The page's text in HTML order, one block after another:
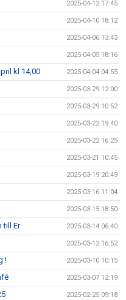
2025-04-12 17:45
2025-04-10 18:12
2025-04-06 13:43
2025-04-05 18:16
kl 14,00 2025-04-04 04:55
2025-03-29 12:00
2025-03-29 10:52
2025-03-22 19:40
2025-03-22 16:25
2025-03-21 10:45
2025-03-19 20:49
2025-03-16 11:04
2025-03-15 18:50
till Er 2025-03-14 06:40
2025-03-12 16:52
! 2025-03-10 10:15
2025-03-07 12:19
2025-02-25 09:18